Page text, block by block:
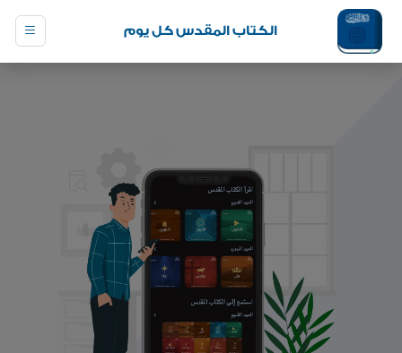
الكتاب المقدس كل يوم